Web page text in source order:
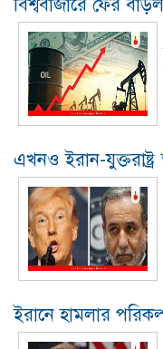
বিশ্ববাজারে ফের
এখনও ইরান-
ইরানে হামলার